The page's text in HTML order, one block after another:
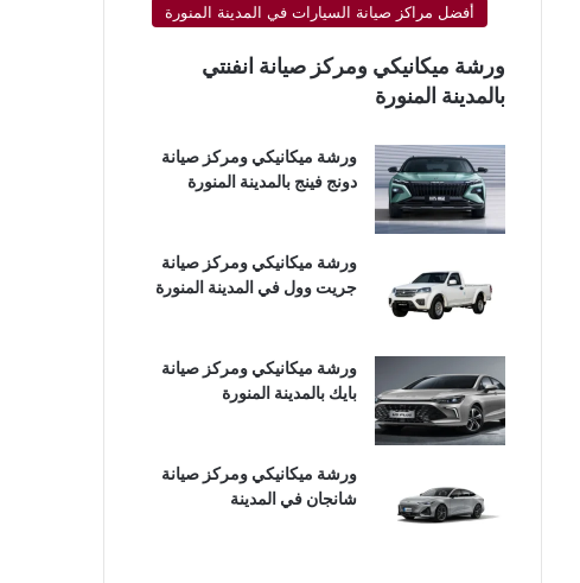
أفضل مراكز صيانة السيارات في المدينة المنورة
ورشة ميكانيكي ومركز صيانة انفنتي
بالمدينة المنورة
ورشة ميكانيكي ومركز صيانة
دونج فينج بالمدينة المنورة
ورشة ميكانيكي ومركز صيانة
جريت وول في المدينة المنورة
ورشة ميكانيكي ومركز صيانة
بايك بالمدينة المنورة
ورشة ميكانيكي ومركز صيانة
شانجان في المدينة